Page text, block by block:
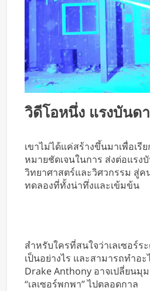
วิดีโอหนึ่ง แรงบันด
เขาไม่ได้แค่สร้างขึ้นมาเพื่อเรี
หมายชัดเจนในการ ส่งต่อแรงบั
วิทยาศาสตร์และวิศวกรรม สู่
ทดลองที่ทั้งน่าทึ่งและเข้มข้น
สำหรับใครที่สนใจว่าเลเซอร์ร
เป็นอย่างไร และสามารถทำอ
Drake Anthony อาจเปลี่ยน
“เลเซอร์พกพา” ไปตลอดกาล